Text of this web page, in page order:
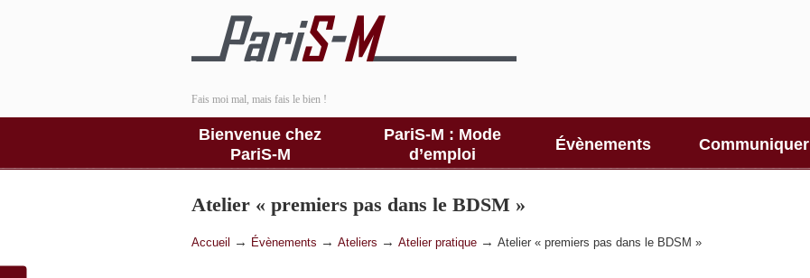
Fais moi mal, mais fais le bien !
Bienvenue chez
PariS-M
PariS-M : Mode
d’emploi
Évènements Communiquer
Atelier « premiers pas dans le BDSM »
Accueil → Évènements → Ateliers → Atelier pratique → Atelier « premiers pas dans le BDSM »